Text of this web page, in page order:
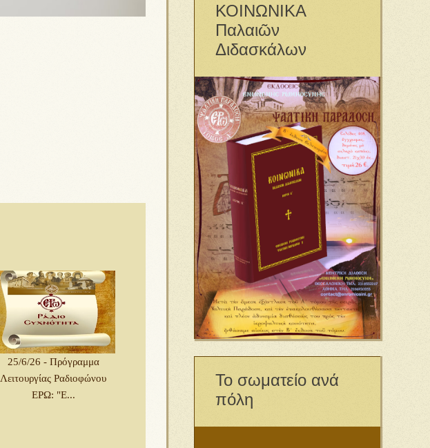
25/6/26 - Πρόγραμμα
Λειτουργίας Ραδιοφώνου
ΕΡΩ: "Ε...
ΚΟΙΝΩΝΙΚΑ
Παλαιῶν
Διδασκάλων
Το σωματείο ανά
πόλη